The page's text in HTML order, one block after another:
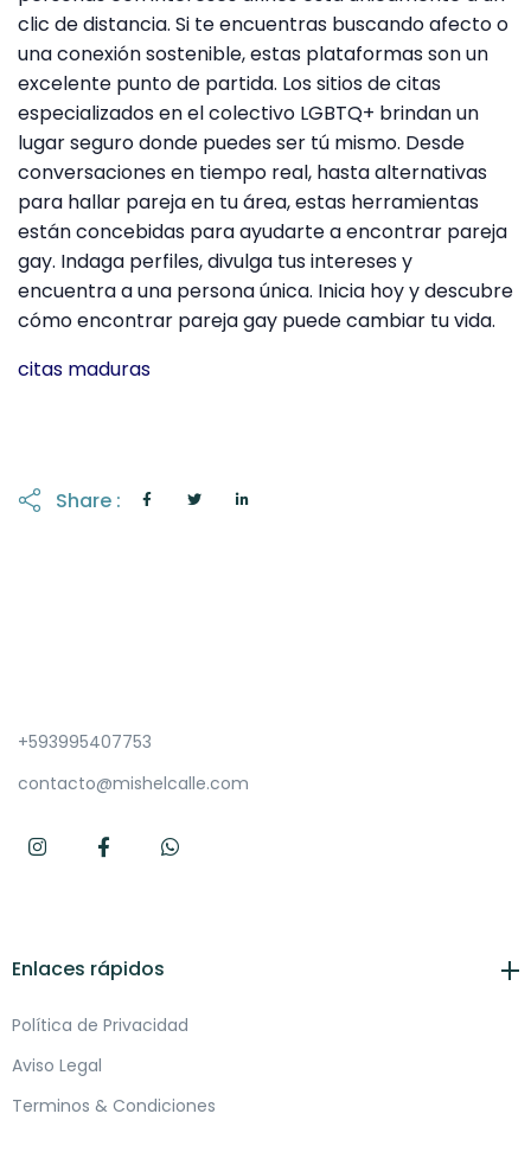
clic de distancia. Si te encuentras buscando afecto o
una conexión sostenible, estas plataformas son un
excelente punto de partida. Los sitios de citas
especializados en el colectivo LGBTQ+ brindan un
lugar seguro donde puedes ser tú mismo. Desde
conversaciones en tiempo real, hasta alternativas
para hallar pareja en tu área, estas herramientas
están concebidas para ayudarte a encontrar pareja
gay. Indaga perfiles, divulga tus intereses y
encuentra a una persona única. Inicia hoy y descubre
cómo encontrar pareja gay puede cambiar tu vida.
citas maduras
Share :
+593995407753
contacto@mishelcalle.com
Enlaces rápidos
Política de Privacidad
Aviso Legal
Terminos & Condiciones